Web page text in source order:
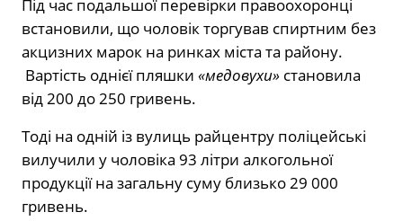
Під час подальшої перевірки правоохоронці
встановили, що чоловік торгував спиртним без
акцизних марок на ринках міста та району.
Вартість однієї пляшки «медовухи» становила
від 200 до 250 гривень.
Тоді на одній із вулиць райцентру поліцейські
вилучили у чоловіка 93 літри алкогольної
продукції на загальну суму близько 29 000
гривень.